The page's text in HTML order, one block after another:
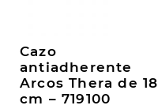
Cazo
antiadherente
Arcos Thera de 18
cm – 719100